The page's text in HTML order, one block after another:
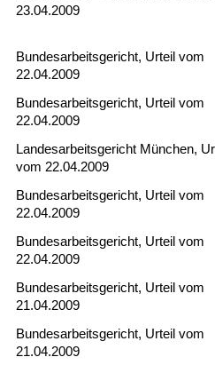
23.04.2009
Bundesarbeitsgericht, Urteil vom
22.04.2009
Bundesarbeitsgericht, Urteil vom
22.04.2009
Landesarbeitsgericht München,
vom 22.04.2009
Bundesarbeitsgericht, Urteil vom
22.04.2009
Bundesarbeitsgericht, Urteil vom
22.04.2009
Bundesarbeitsgericht, Urteil vom
21.04.2009
Bundesarbeitsgericht, Urteil vom
21.04.2009